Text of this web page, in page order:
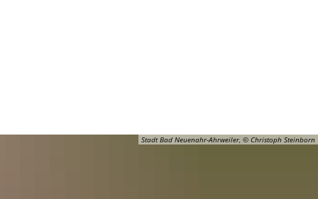
Stadt Bad Neuenahr-Ahrweiler, © Christoph Steinborn